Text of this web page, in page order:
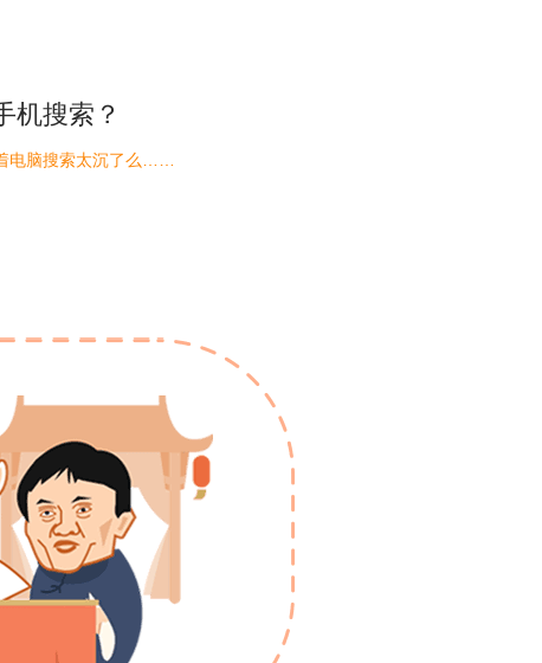
机搜索？
电脑搜索太沉了么……